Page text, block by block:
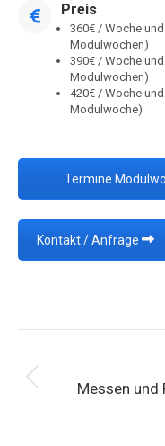
Preis
360€ / Woche
Modulwochen)
390€ / Woche
Modulwochen)
420€ / Woche
Modulwoche)
Termine
Kontakt / Anfrage
navigation
Messen